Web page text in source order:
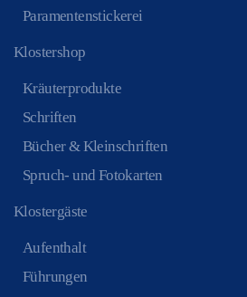
Paramentenstickerei
Klostershop
Kräuterprodukte
Schriften
Bücher & Kleinschriften
Spruch- und Fotokarten
Klostergäste
Aufenthalt
Führungen